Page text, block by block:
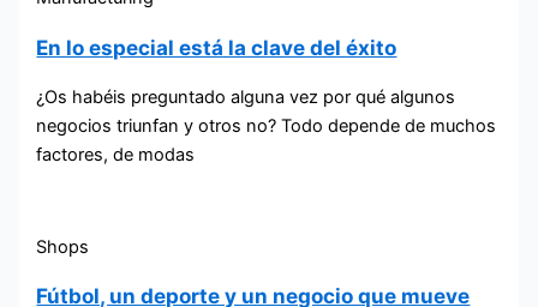
En lo especial está la clave del éxito
¿Os habéis preguntado alguna vez por qué algunos
negocios triunfan y otros no? Todo depende de muchos
factores, de modas
Shops
Fútbol, un deporte y un negocio que mueve